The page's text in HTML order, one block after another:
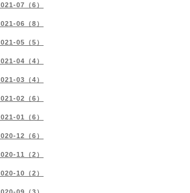
07（6）
06（8）
05（5）
04（4）
03（4）
02（6）
01（6）
12（6）
11（2）
10（2）